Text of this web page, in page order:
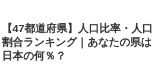
【47都道府県】人口比率・人口
割合ランキング｜あなたの県は
日本の何％？